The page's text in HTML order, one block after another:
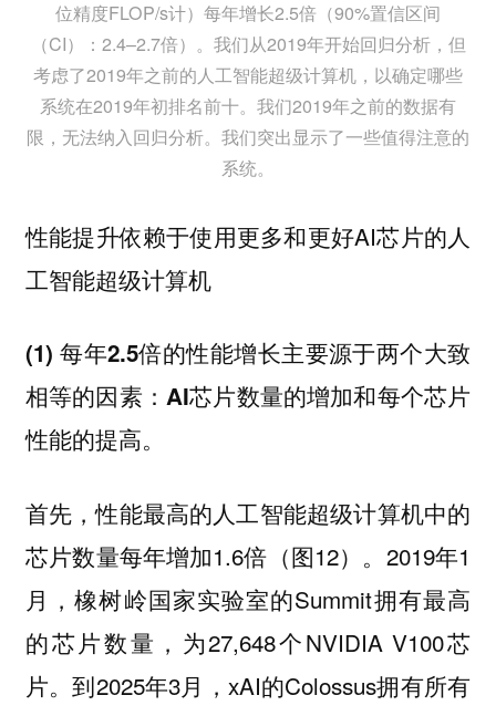
位精度FLOP/s计）每年增长2.5倍（90%置信区间
（CI）：2.4–2.7倍）。我们从2019年开始回归分析，但
考虑了2019年之前的人工智能超级计算机，以确定哪些
系统在2019年初排名前十。我们2019年之前的数据有
限，无法纳入回归分析。我们突出显示了一些值得注意的
系统。
性能提升依赖于使用更多和更好AI芯片的人
工智能超级计算机
(1) 每年2.5倍的性能增长主要源于两个大致
相等的因素：AI芯片数量的增加和每个芯片
性能的提高。
首先，性能最高的人工智能超级计算机中的
芯片数量每年增加1.6倍（图12）。2019年1
月，橡树岭国家实验室的Summit拥有最高
的芯片数量，为27,648个NVIDIA V100芯
片。到2025年3月，xAI的Colossus拥有所有